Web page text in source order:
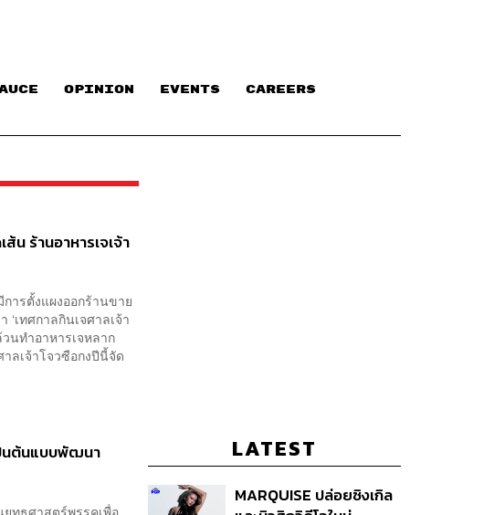
OPINION EVENTS CAREERS
น ร้านอาหารเจเจ้า
ารตั้งแผงออกร้านขาย
‘เทศกาลกินเจศาลเจ้า
นทำอาหารเจหลาก
ลเจ้าโจวซือกงปีนี้จัด
นต้นแบบพัฒนา
ทธศาสตร์พรรคเพื่อ
LATEST
MARQUISE ปล่อยซิงเกิล